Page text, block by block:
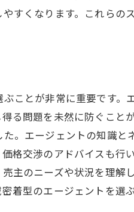
を売買する方法
めの注意点
ント
引戦略
すくなります。これらの
とが非常に重要です。
る問題を未然に防ぐこと
。エージェントの知識
格交渉のアドバイスも行
主のニーズや状況を理解
着型のエージェントを選